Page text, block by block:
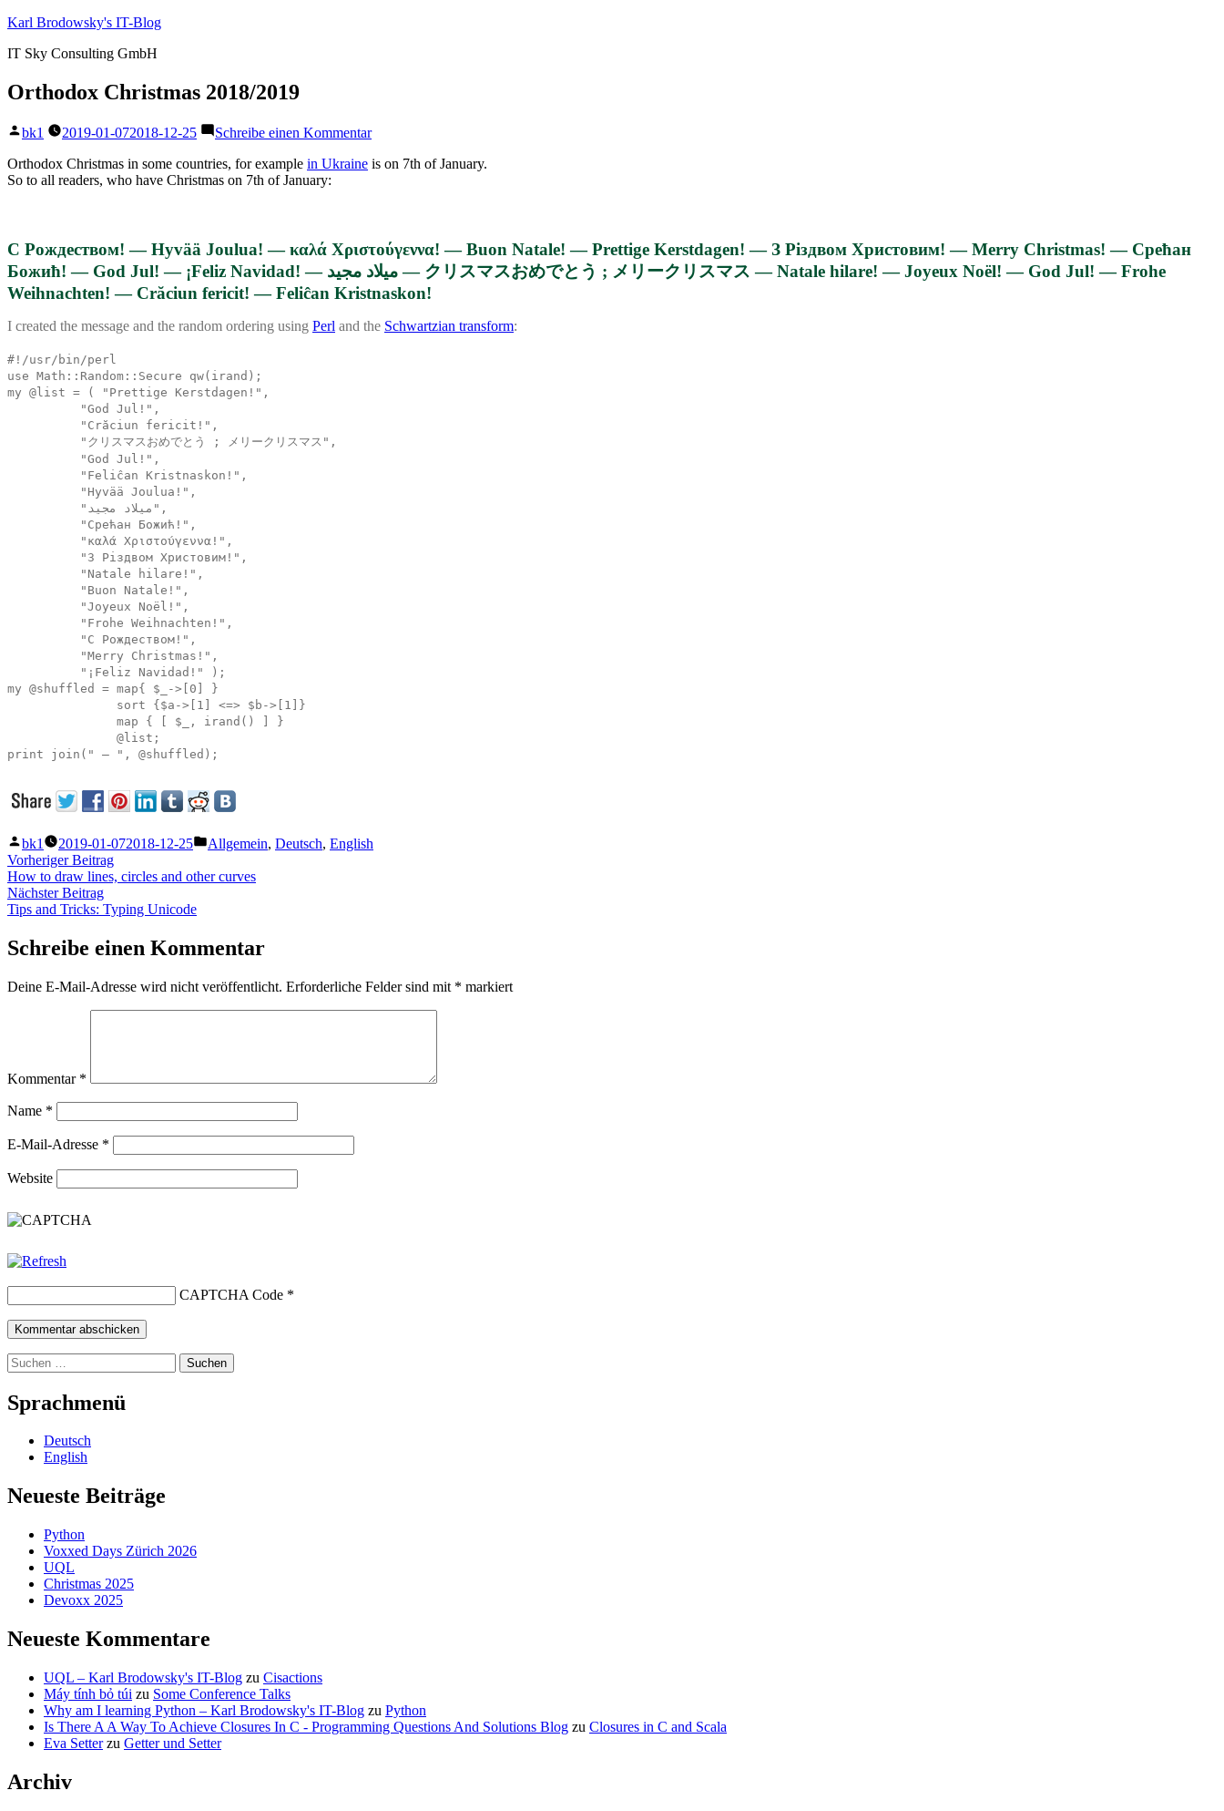
Zum
springen
Karl Brodowsky's IT-Blog
IT Sky Consulting GmbH
Orthodox Christmas 2018/2019
Veröffentlicht
bk1 2019-01-072018-12-25 Schreibe einen Kommentarzu
Christmas
Orthodox Christmas in some countries, for example in Ukraine is on 7th of January.
So to all readers, who have Christmas on 7th of January:
С Рождеством! — Hyvää Joulua! — καλά Χριστούγεννα! — Buon Natale! — Prettige Kerstdagen! — З Рiздвом Христовим! — Merry Christmas! — Срећан
Божић! — God Jul! — ¡Feliz Navidad! — ميلاد مجيد — クリスマスおめでとう ; メリークリスマス — Natale hilare! — Joyeux Noël! — God Jul! — Frohe
Weihnachten! — Crăciun fericit! — Feliĉan Kristnaskon!
I created the message and the random ordering using Perl and the Schwartzian transform:
#!/usr/bin/perl
use Math::Random::Secure qw(irand);
my @list = ( "Prettige Kerstdagen!",
"God Jul!",
"Crăciun fericit!",
"クリスマスおめでとう ; メリークリスマス",
"God Jul!",
"Feliĉan Kristnaskon!",
"Hyvää Joulua!",
"ميلاد مجيد",
"Срећан Божић!",
"καλά Χριστούγεννα!",
"З Рiздвом Христовим!",
"Natale hilare!",
"Buon Natale!",
"Joyeux Noël!",
"Frohe Weihnachten!",
"С Рождеством!",
"Merry Christmas!",
"¡Feliz Navidad!" );
my @shuffled = map{ $_->[0] }
sort {$a->[1] <=> $b->[1]}
map { [ $_, irand() ] }
@list;
print join(" — ", @shuffled);
Veröffentlicht
von
bk1 2019-01-072018-12-25
Veröffentlicht
Allgemein, Deutsch, English
Beitragsnavigation
Vorheriger BeitragVorheriger
Beitrag:
How to draw lines, circles and other curves
Nächster BeitragNächster
Beitrag:
Tips and Tricks: Typing Unicode
Schreibe einen Kommentar
Deine E-Mail-Adresse wird nicht veröffentlicht. Erforderliche Felder sind mit * markiert
Kommentar *
Name *
E-Mail-Adresse *
Website
CAPTCHA Code *
Suchen
nach:
Sprachmenü
Deutsch
English
Neueste Beiträge
Python
Voxxed Days Zürich 2026
UQL
Christmas 2025
Devoxx 2025
Neueste Kommentare
UQL – Karl Brodowsky's IT-Blog zu Cisactions
Máy tính bỏ túi zu Some Conference Talks
Why am I learning Python – Karl Brodowsky's IT-Blog zu Python
Is There A A Way To Achieve Closures In C - Programming Questions And Solutions Blog zu Closures in C and Scala
Eva Setterzu Getter und Setter
Archiv